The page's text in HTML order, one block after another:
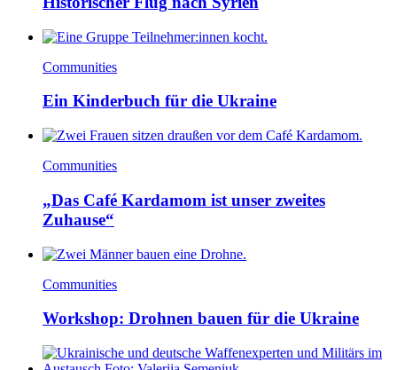
Communities
Ein Kinderbuch für die Ukraine
Communities
„Das Café Kardamom ist unser zweites
Zuhause“
Communities
Workshop: Drohnen bauen für die Ukraine